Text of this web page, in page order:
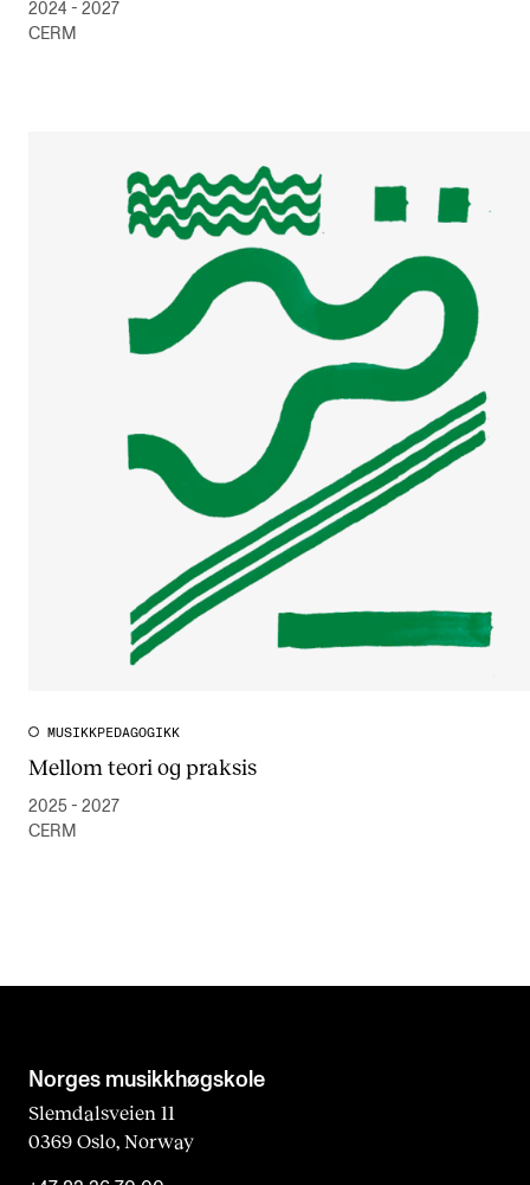
2024 - 2027
CERM
MUSIKKPEDAGOGIKK
Mellom teori og praksis
2025 - 2027
CERM
Norges musikk­høgskole
Slemdalsveien 11
0369 Oslo, Norway